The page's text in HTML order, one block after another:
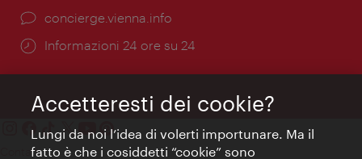
Ort:
concierge.vienna.info
Öffnungszeiten:
Informazioni 24 ore su 24
Contatti
Accetteresti dei cookie?
Lungi da noi l’idea di volerti importunare. Ma il
fatto è che i cosiddetti “cookie” sono